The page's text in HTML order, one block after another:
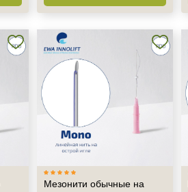
Мезонити обычные на